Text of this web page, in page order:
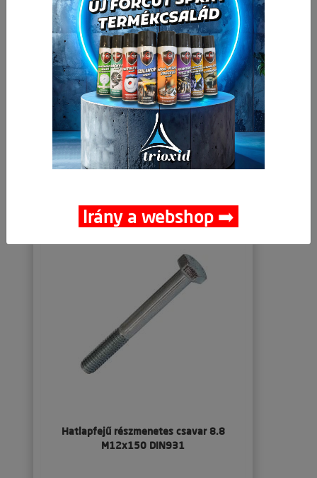
M12x120 DIN931
Csomagolási egység:50 db
🚚 🛒 🟢
Nettó ár: 146,15 Ft / db
Bruttó ár: 185,61 Ft / db
- + db
Kosárba
Részletek
Hatlapfejű részmenetes csavar 8.8
M12x150 DIN931
Irány a webshop ➡️